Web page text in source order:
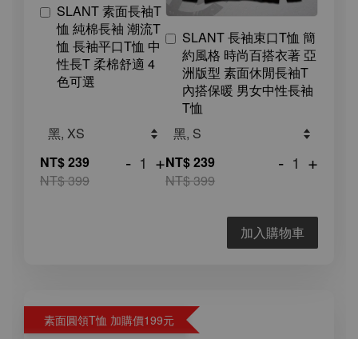
SLANT 素面長袖T
恤 純棉長袖 潮流T
恤 長袖平口T恤 中
性長T 柔棉舒適 4
色可選
NT$ 239
NT$ 399
- +
SLANT 長袖束口T恤 簡
約風格 時尚百搭衣著 亞
洲版型 素面休閒長袖T
內搭保暖 男女中性長袖
T恤
NT$ 239
NT$ 399
- +
加入購物車
素面圓領T恤 加購價199元